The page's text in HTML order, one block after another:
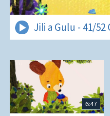
Jili a Gulu - 41/52
6:47